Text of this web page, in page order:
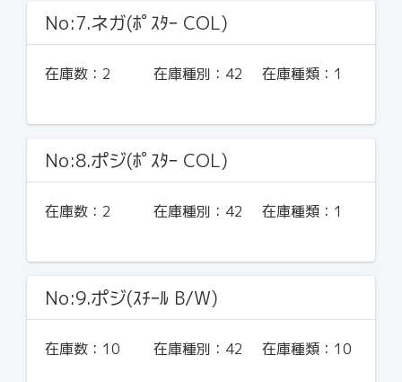
No:7.ネガ(ﾎﾟｽﾀｰ COL)
在庫数： 2 在庫種別： 42 在庫種類： 1
No:8.ポジ(ﾎﾟｽﾀｰ COL)
在庫数： 2 在庫種別： 42 在庫種類： 1
No:9.ポジ(ｽﾁｰﾙ B/W)
在庫数： 10 在庫種別： 42 在庫種類： 10